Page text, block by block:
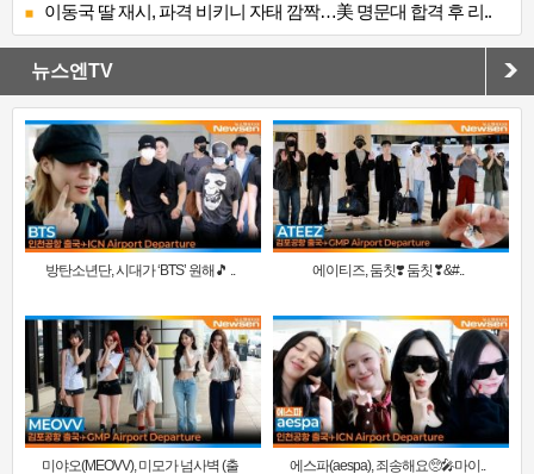
이동국 딸 재시, 파격 비키니 자태 깜짝…美 명문대 합격 후 리..
뉴스엔TV
방탄소년단, 시대가 ‘BTS’ 원해🎵 .. 에이티즈, 둠칫❣️ 둠칫❣&#..
미야오(MEOVV), 미모가 넘사벽 (출 에스파(aespa), 죄송해요🥺🎤마이..